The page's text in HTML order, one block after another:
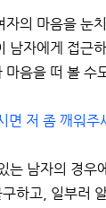
자의 마음을 눈
남자에게 접근
마음을 떠 볼 수
면 저 좀 깨워주
는 남자의 경우
하고, 일부러